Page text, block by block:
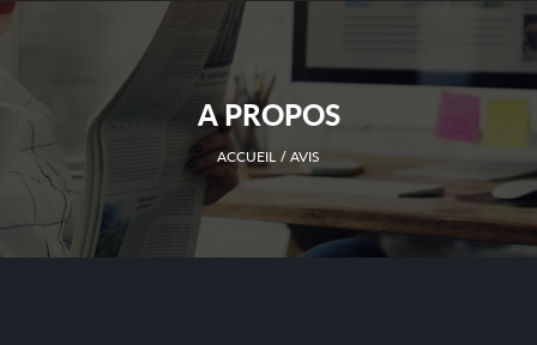
A PROPOS
ACCUEIL AVIS